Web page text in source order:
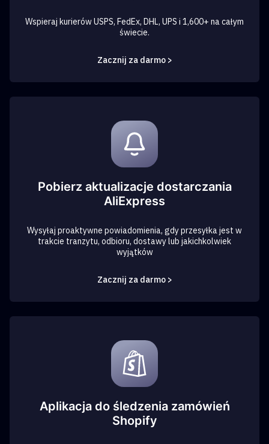
Wspieraj kurierów USPS, FedEx, DHL, UPS i 1,600+ na całym
świecie.
Zacznij za darmo >
Pobierz aktualizacje dostarczania
AliExpress
Wysyłaj proaktywne powiadomienia, gdy przesyłka jest w
trakcie tranzytu, odbioru, dostawy lub jakichkolwiek
wyjątków
Zacznij za darmo >
Aplikacja do śledzenia zamówień
Shopify